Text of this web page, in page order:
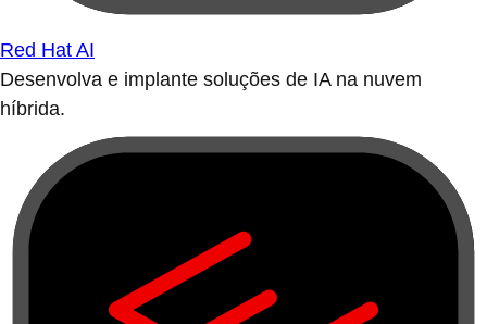
Red Hat AI
Desenvolva e implante soluções de IA na nuvem
híbrida.